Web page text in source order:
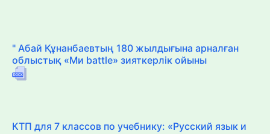
" Абай Құнанбаевтың 180 жылдығына арналған
облыстық «Ми battle» зияткерлік ойыны
КТП для 7 классов по учебнику: «Русский язык и